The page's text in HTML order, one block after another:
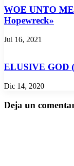
WOE UNTO
Hopewreck»
Jul 16, 2021
ELUSIVE GOD
Dic 14, 2020
Deja un